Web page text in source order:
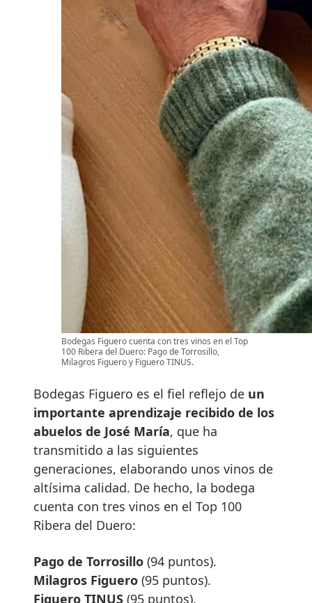
Bodegas Figuero cuenta con tres vinos en el Top
100 Ribera del Duero: Pago de Torrosillo,
Milagros Figuero y Figuero TINUS.
Bodegas Figuero es el fiel reflejo de un
importante aprendizaje recibido de los
abuelos de José María, que ha
transmitido a las siguientes
generaciones, elaborando unos vinos de
altísima calidad. De hecho, la bodega
cuenta con tres vinos en el Top 100
Ribera del Duero:
Pago de Torrosillo (94 puntos).
Milagros Figuero (95 puntos).
Figuero TINUS (95 puntos).